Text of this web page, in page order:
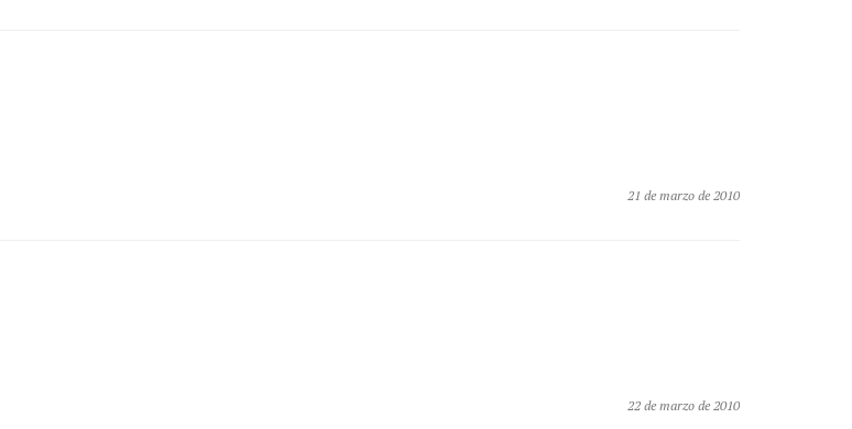
21 de marzo de 2010
22 de marzo de 2010